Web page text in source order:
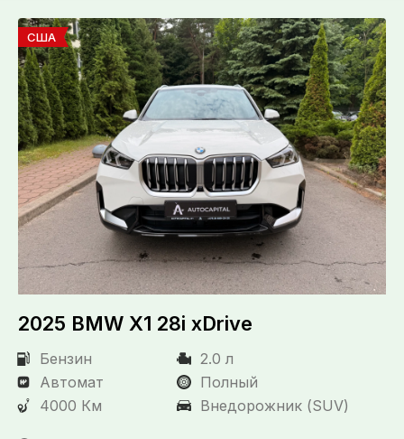
США
2025 BMW X1 28i xDrive
Бензин
2.0 л
Автомат
Полный
4000 Км
Внедорожник (SUV)